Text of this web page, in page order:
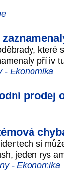
které
příliv
- Ekonomika
prodej
si
jeden rys
- Ekonomika